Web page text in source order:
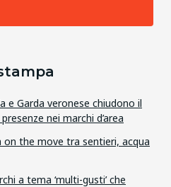
e Garda veronese chiudono il
nei marchi d’area
on the move tra sentieri, acqua
a tema ‘multi-gusti’ che